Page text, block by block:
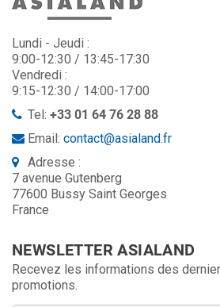
Lundi - Jeudi :
9:00-12:30 / 13:45-17:30
Vendredi :
9:15-12:30 / 14:00-17:00
Tel: +33 01 64 76 28 88
Email: contact@asialand.fr
Adresse :
7 avenue Gutenberg
77600 Bussy Saint Georges
France
NEWSLETTER ASIALAND
Recevez les informations des
promotions.